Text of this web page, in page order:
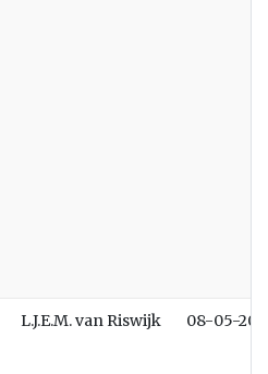
L.J.E.M. van Riswijk 08-05-